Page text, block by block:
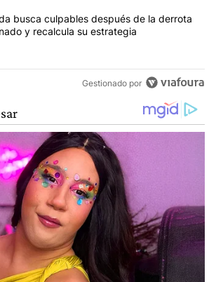
con el título "La Rosada busca
busca culpables después de la derrota
y recalcula su estrategia
Gestionado por